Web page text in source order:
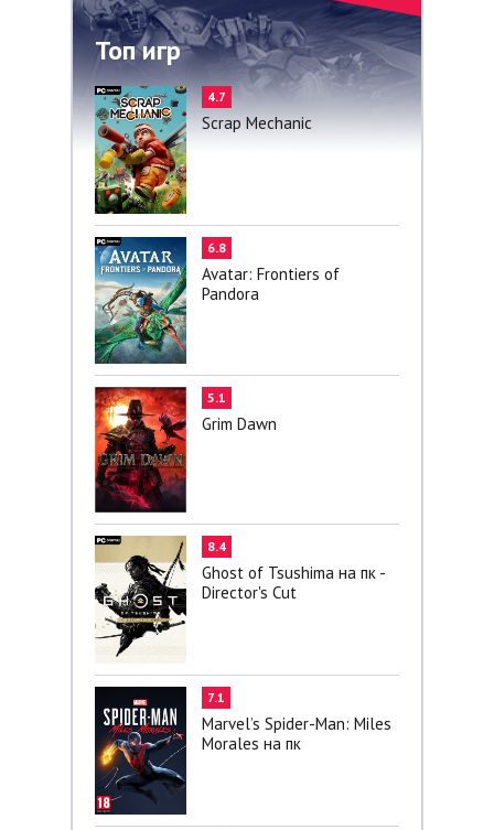
Топ игр
4.7
Scrap Mechanic
6.8
Avatar: Frontiers of
Pandora
5.1
Grim Dawn
8.4
Ghost of Tsushima на пк -
Director's Cut
7.1
Marvel’s Spider-Man: Miles
Morales на пк